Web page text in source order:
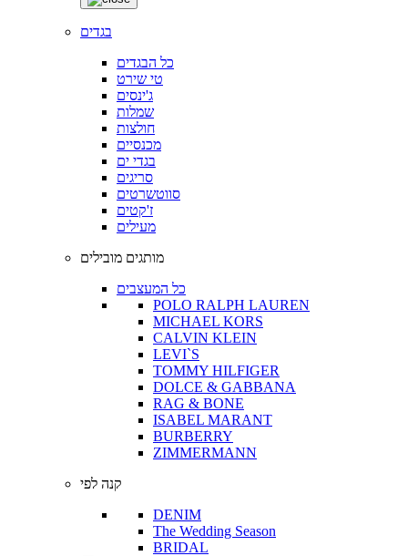
בגדים
כל הבגדים
טי שירט
ג'ינסים
שמלות
חולצות
מכנסיים
בגדי ים
סריגים
סווטשרטים
ז'קטים
מעילים
מותגים מובילים
כל המעצבים
POLO RALPH LAUREN
MICHAEL KORS
CALVIN KLEIN
LEVI`S
TOMMY HILFIGER
DOLCE & GABBANA
RAG & BONE
ISABEL MARANT
BURBERRY
ZIMMERMANN
קנה לפי
DENIM
The Wedding Season
BRIDAL